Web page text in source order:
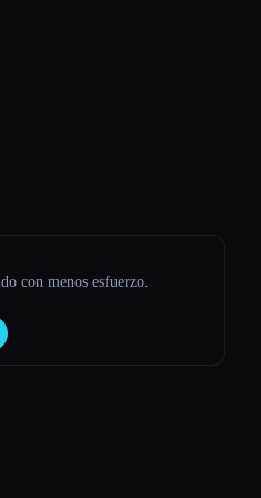
con menos esfuerzo.